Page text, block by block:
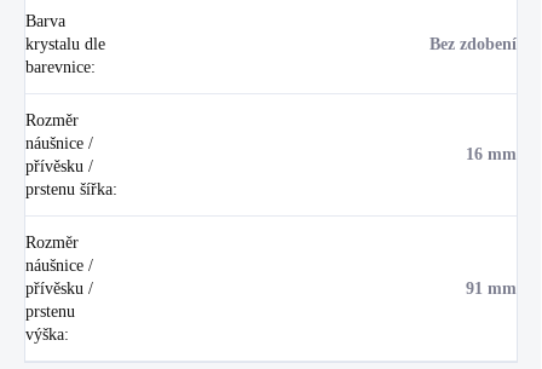
Barva
krystalu dle
barevnice:
Bez zdobení
Rozměr
náušnice /
přívěsku /
prstenu šířka:
16 mm
Rozměr
náušnice /
přívěsku /
prstenu
výška:
91 mm